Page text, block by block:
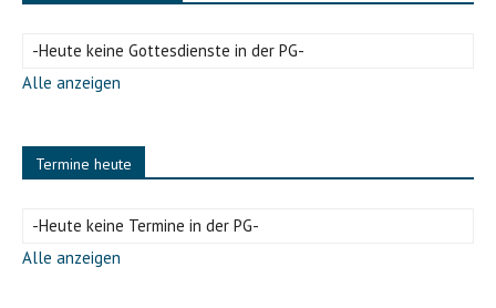
-Heute keine Gottesdienste in der PG-
Alle anzeigen
Termine heute
-Heute keine Termine in der PG-
Alle anzeigen